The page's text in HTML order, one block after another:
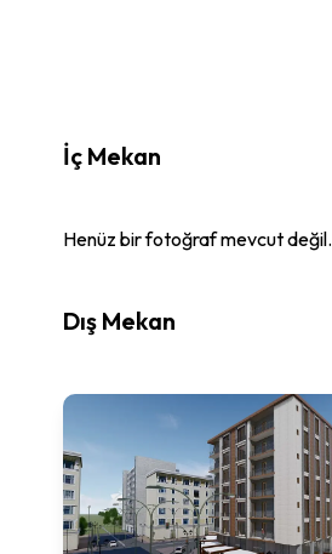
İç Mekan
Henüz bir fotoğraf mevcut değil.
Dış Mekan